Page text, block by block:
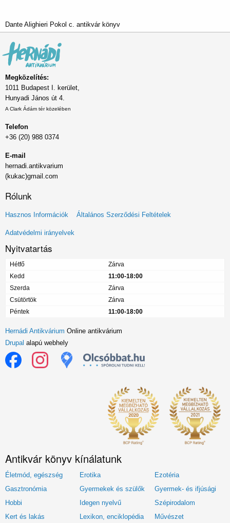
Dante Alighieri Pokol c. antikvár könyv
Megközelítés:
1011 Budapest I. kerület,
Hunyadi János út 4.
A Clark Ádám tér közelében
Telefon
+36 (20) 988 0374
E-mail
hernadi.antikvarium
(kukac)gmail.com
Rólunk
Lábléc
menü
Hasznos Információk Általános Szerződési Feltételek
Adatvédelmi irányelvek
Nyitvatartás
Hétfő
Zárva
Kedd
11:00-18:00
Szerda
Zárva
Csütörtök
Zárva
Péntek
11:00-18:00
Hernádi Antikvárium Online antikvárium
Drupal alapú webhely
Antikvár könyv kínálatunk
Életmód, egészség Erotika
Ezotéria
Gasztronómia
Gyermekek és szülők
Gyermek- és ifjúsági
Hobbi
Idegen nyelvű
Szépirodalom
Kert és lakás
Lexikon, enciklopédia Művészet